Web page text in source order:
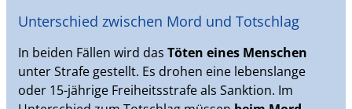
Unterschied zwischen Mord und Totschlag
In beiden Fällen wird dasTöten eines Menschen
unter Strafe gestellt. Es drohen eine lebenslange
oder 15-jährige Freiheitsstrafe als Sanktion. Im